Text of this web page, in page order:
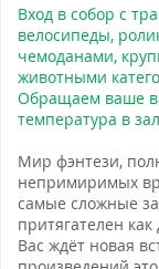
Вход в собор с
велосипеды,
чемоданами,
животными
Обращаем ваше
температура в
Мир фэнтези,
непримиримых
самые сложные
притягателен
Вас ждёт новая